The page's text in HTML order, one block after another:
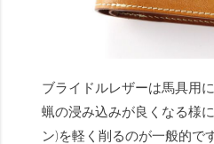
ブライドルレザーは馬具用
蝋の浸み込みが良くなる様
ン)を軽く削るのが一般的で